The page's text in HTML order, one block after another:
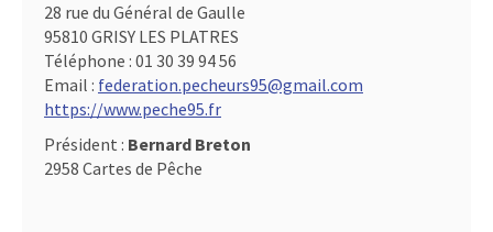
28 rue du Général de Gaulle
95810 GRISY LES PLATRES
Téléphone : 01 30 39 94 56
Email : federation.pecheurs95@gmail.com
https://www.peche95.fr
Président : Bernard Breton
2958 Cartes de Pêche